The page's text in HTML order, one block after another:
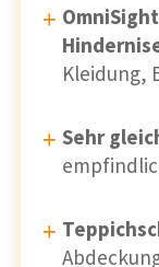
Kleidung,
Sehr